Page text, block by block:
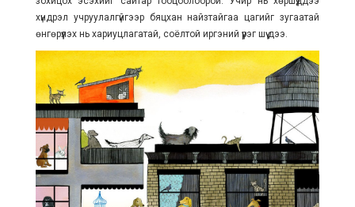
хүндрэл учруулалгүйгээр бяцхан найзтайгаа цагийг зугаатай
өнгөрүүлэх нь хариуцлагатай, соёлтой иргэний үүрэг шүү дээ.